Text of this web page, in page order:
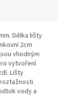
Délka lišty
2cm
vhodným
vytvoření
Lišty
vody a